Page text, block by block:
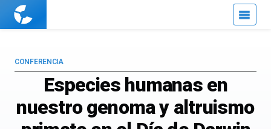
Cuaderno
Especies humanas en
nuestro genoma y altruismo
CONFERENCIA